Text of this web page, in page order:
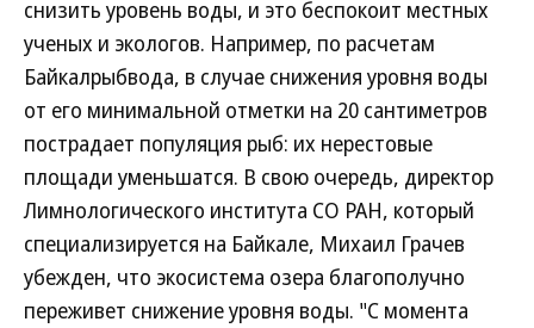
снизить уровень воды, и это беспокоит местных
ученых и экологов. Например, по расчетам
Байкалрыбвода, в случае снижения уровня воды
от его минимальной отметки на 20 сантиметров
пострадает популяция рыб: их нерестовые
площади уменьшатся. В свою очередь, директор
Лимнологического института СО РАН, который
специализируется на Байкале, Михаил Грачев
убежден, что экосистема озера благополучно
переживет снижение уровня воды. "С момента